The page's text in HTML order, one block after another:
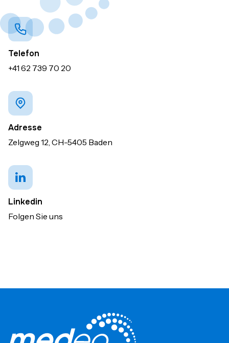
Telefon
+41 62 739 70 20
Adresse
Zelgweg 12, CH-5405 Baden
Linkedin
Folgen Sie uns